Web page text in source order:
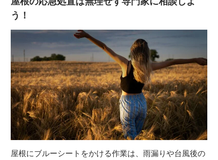
う！
屋根にブルーシートをかける作業は、雨漏りや台風後の